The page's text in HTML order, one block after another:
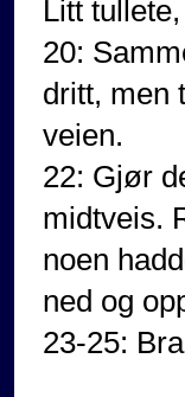
Litt
20:
dritt, men
veien.
22: Gjør
midtveis.
noen
ned og
23-25: